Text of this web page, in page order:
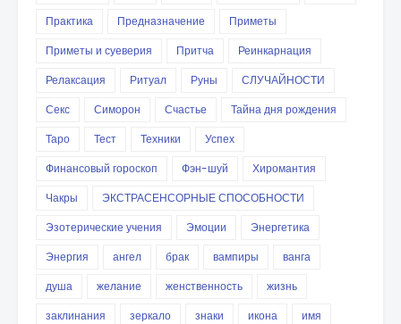
Практика
Предназначение
Приметы
Приметы и суеверия
Притча
Реинкарнация
Релаксация
Ритуал Руны
СЛУЧАЙНОСТИ
Секс
Симорон Счастье
Тайна дня рождения
Таро
Тест Техники
Успех
Финансовый гороскоп
Фэн-шуй
Хиромантия
Чакры
ЭКСТРАСЕНСОРНЫЕ СПОСОБНОСТИ
Эзотерические учения
Эмоции
Энергетика
Энергия
ангел брак вампиры
ванга
душа
желание женственность
жизнь
заклинания
зеркало знаки икона
имя